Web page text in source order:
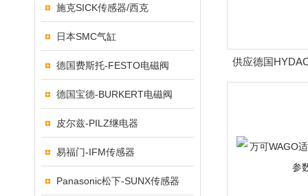
施克SICK传感器/西克
日本SMC气缸
德国费斯托-FESTO电磁阀
德国宝德-BURKERT电磁阀
皮尔兹-PILZ继电器
易福门-IFM传感器
Panasonic松下-SUNX传感器
供应德国
能